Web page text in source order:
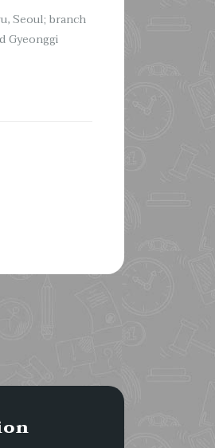
Seoul; branch
Gyeonggi